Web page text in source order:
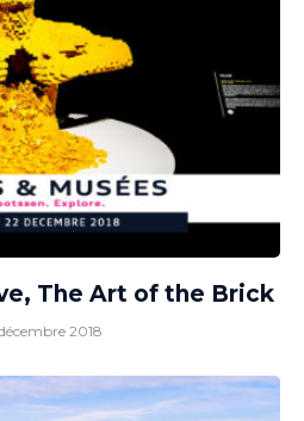
The Art of the Brick
2018